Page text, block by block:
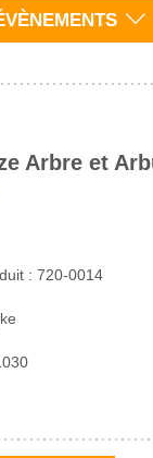
Arbre et
: 720-0014